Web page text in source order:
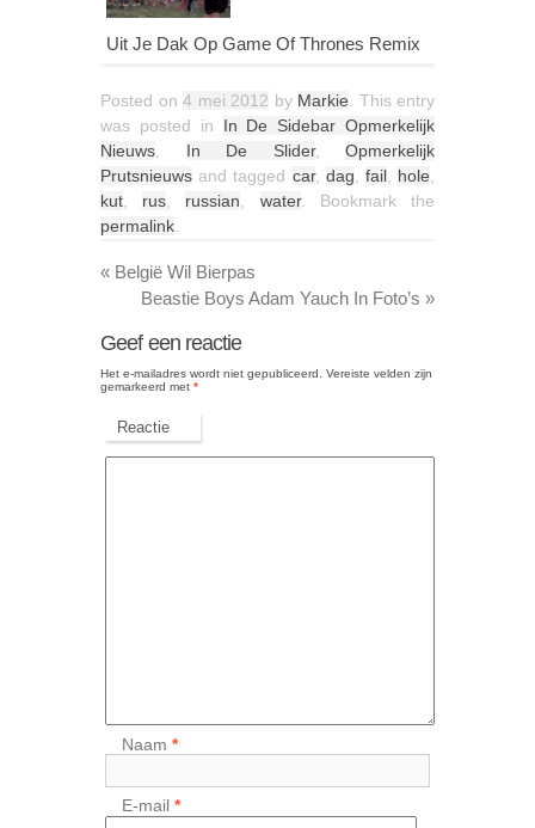
Uit Je Dak Op Game Of Thrones Remix
Posted on 4 mei 2012 by Markie . This entry
was posted in In De Sidebar Opmerkelijk
Nieuws
In De Slider, Opmerkelijk
Prutsnieuws and tagged car, dag fail, hole
kut
rus russian water. Bookmark the
permalink
« België Wil Bierpas
Beastie Boys Adam Yauch In Foto’s »
Geef een reactie
Het e-mailadres wordt niet gepubliceerd.
Vereiste velden zijn
gemarkeerd met *
Reactie
Naam*
E-mail*